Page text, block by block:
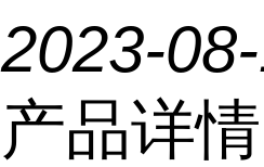
2023-
产品详情